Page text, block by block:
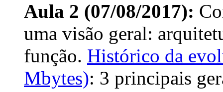
Aula 2 (07/08/2017):
uma visão geral:
função. Histórico da
Mbytes): 3 principais